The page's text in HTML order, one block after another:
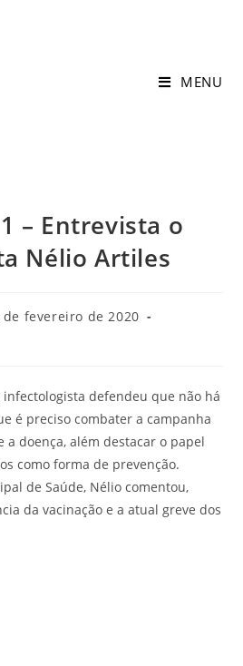
MENU
– Entrevista o
Nélio Artiles
de fevereiro de 2020
defendeu que não há
é preciso combater a campanha
a doença, além destacar o papel
como forma de prevenção.
de Saúde, Nélio comentou,
da vacinação e a atual greve dos